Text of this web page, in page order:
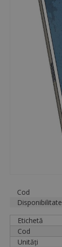
Cod
Disponibilitate
Etichetă
Cod
Unități